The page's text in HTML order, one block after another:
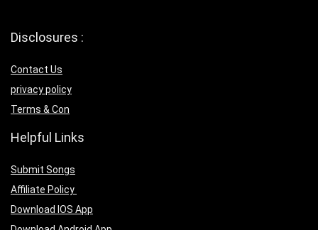
Disclosures :
Contact Us
privacy policy
Terms & Con
Helpful Links
Submit Songs
Affiliate Policy
Download IOS App